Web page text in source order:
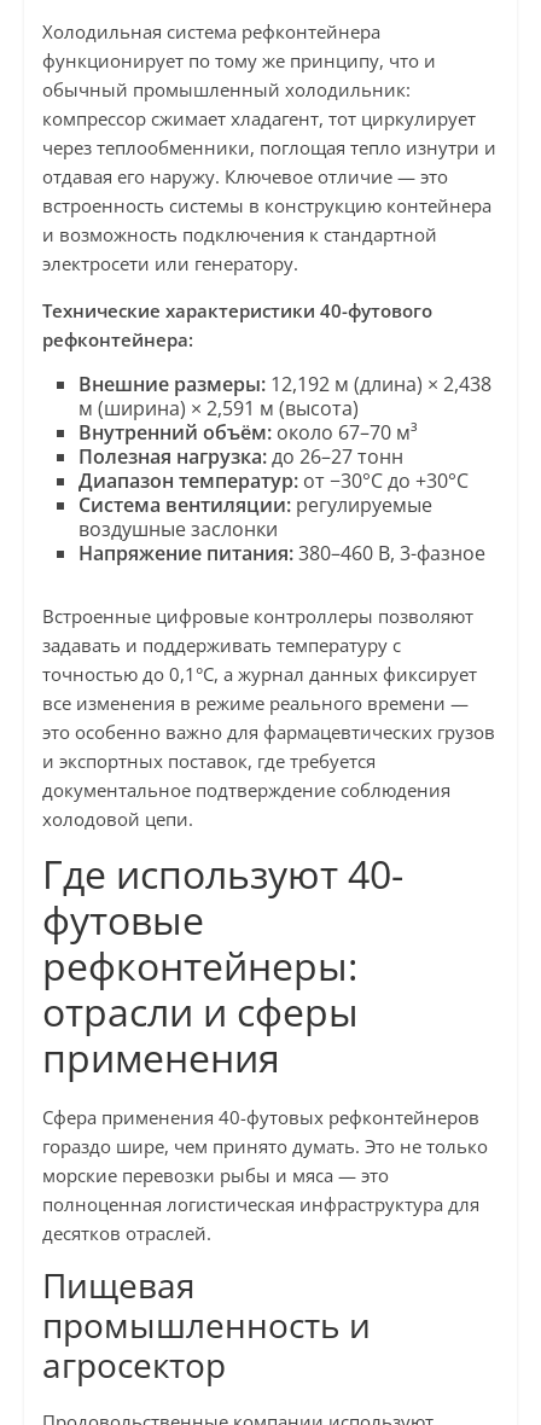
Холодильная система рефконтейнера
функционирует по тому же принципу, что и
обычный промышленный холодильник:
компрессор сжимает хладагент, тот циркулирует
через теплообменники, поглощая тепло изнутри и
отдавая его наружу. Ключевое отличие — это
встроенность системы в конструкцию контейнера
и возможность подключения к стандартной
электросети или генератору.
Технические характеристики 40-футового
рефконтейнера:
Внешние размеры:12,192 м (длина) × 2,438
м (ширина) × 2,591 м (высота)
Внутренний объём:около 67–70 м³
Полезная нагрузка:до 26–27 тонн
Диапазон температур:от −30°C до +30°C
Система вентиляции:регулируемые
воздушные заслонки
Напряжение питания:380–460 В, 3-фазное
Встроенные цифровые контроллеры позволяют
задавать и поддерживать температуру с
точностью до 0,1°C, а журнал данных фиксирует
все изменения в режиме реального времени —
это особенно важно для фармацевтических грузов
и экспортных поставок, где требуется
документальное подтверждение соблюдения
холодовой цепи.
Где используют 40-
футовые
рефконтейнеры:
отрасли и сферы
применения
Сфера применения 40-футовых рефконтейнеров
гораздо шире, чем принято думать. Это не только
морские перевозки рыбы и мяса — это
полноценная логистическая инфраструктура для
десятков отраслей.
Пищевая
промышленность и
агросектор